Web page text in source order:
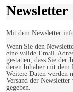
Newsletter
Mit dem Newsletter
Wenn Sie den
eine valide Email-
gestatten, dass Sie der
deren Inhaber mit dem
Weitere Daten werden
Versand der
gegeben.